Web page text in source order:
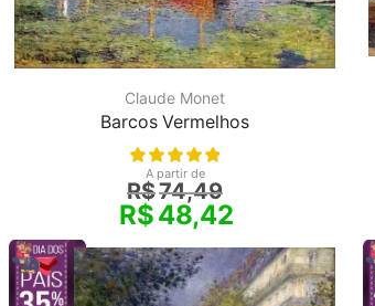
Claude Monet
Barcos Vermelhos
A partir de
R$74,49
R$48,42